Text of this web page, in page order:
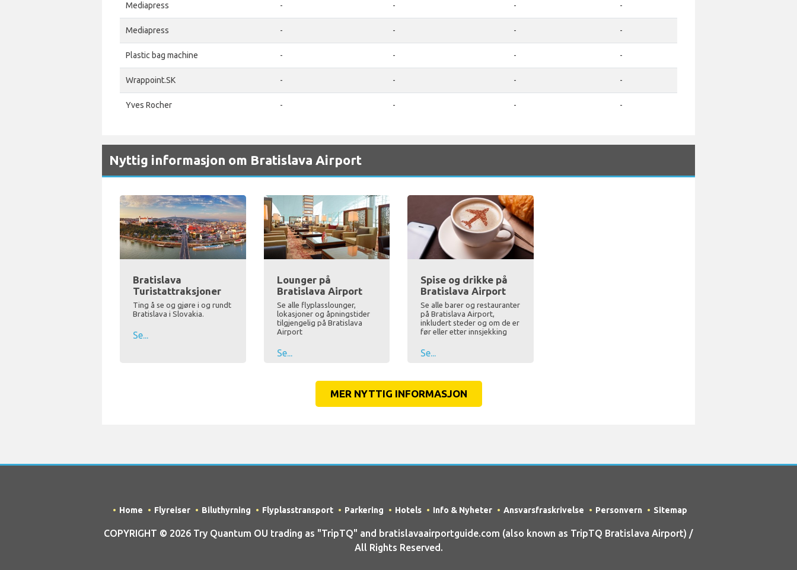
Mediapress - - - -
Mediapress - - - -
Plastic bag machine - - - -
Wrappoint.SK - - - -
Yves Rocher - - - -
Nyttig informasjon om Bratislava Airport
Bratislava
Turistattraksjoner
Ting å se og gjøre i og rundt
Bratislava i Slovakia.
Se...
Lounger på
Bratislava Airport
Se alle flyplasslounger,
lokasjoner og åpningstider
tilgjengelig på Bratislava
Airport
Se...
Spise og drikke på
Bratislava Airport
Se alle barer og restauranter
på Bratislava Airport,
inkludert steder og om de er
før eller etter innsjekking
Se...
MER NYTTIG INFORMASJON
Home Flyreiser Biluthyrning Flyplasstransport Parkering Hotels Info & Nyheter Ansvarsfraskrivelse Personvern Sitemap
COPYRIGHT © 2026 Try Quantum OU trading as "TripTQ" and bratislavaairportguide.com (also known as TripTQ Bratislava Airport) /
All Rights Reserved.